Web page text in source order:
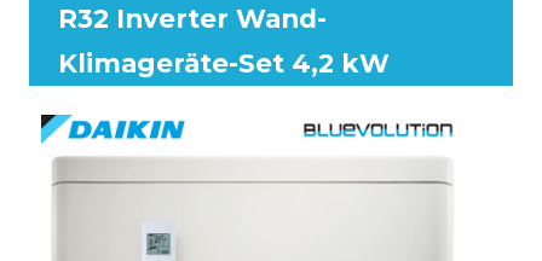
R32 Inverter Wand-
Klimageräte-Set 4,2 kW